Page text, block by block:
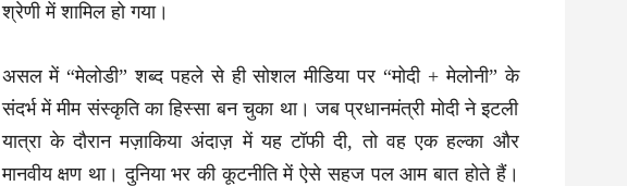
श्रेणी में शामिल हो गया।
असल में “मेलोडी” शब्द पहले से ही सोशल मीडिया पर “मोदी + मेलोनी” के
संदर्भ में मीम संस्कृति का हिस्सा बन चुका था। जब प्रधानमंत्री मोदी ने इटली
यात्रा के दौरान मज़ाकिया अंदाज़ में यह टॉफी दी, तो वह एक हल्का और
मानवीय क्षण था। दुनिया भर की कूटनीति में ऐसे सहज पल आम बात होते हैं।